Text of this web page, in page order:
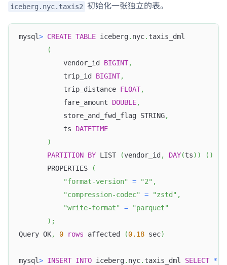
iceberg.nyc.taxis2 初始化一张独立的表。
mysql> CREATE TABLE iceberg. nyc. taxis_dml
(
           vendor_id
BIGINT,
           trip_id
BIGINT,
           trip_distance
FLOAT,
           fare_amount
DOUBLE,
           store_and_fwd_flag STRING
,
           ts
DATETIME
)
PARTITION BY LIST (vendor_id , DAY(ts) ) ( )
       PROPERTIES
(
"format-version"
= "2" ,
"compression-codec"
= "zstd" ,
"write-format"
=
"parquet"
) ;
Query OK, 0 rows affected (0.18 sec)
mysql> INSERT INTO iceberg. nyc. taxis_dml SELECT *